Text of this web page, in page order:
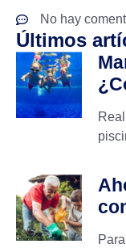
No hay
Últimos